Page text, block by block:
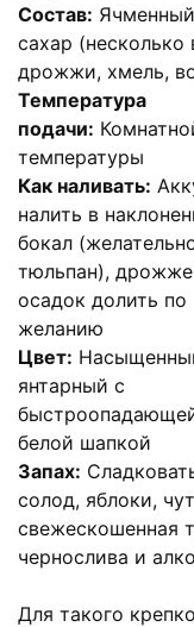
Состав:
сахар (несколько
дрожжи, хмель,
Температура
подачи:
температуры
Как наливать:
налить в
бокал
тюльпан),
осадок долить по
желанию
Цвет:
янтарный с
белой шапкой
Запах:
солод, яблоки,
свежескошенная
чернослива и
Для такого